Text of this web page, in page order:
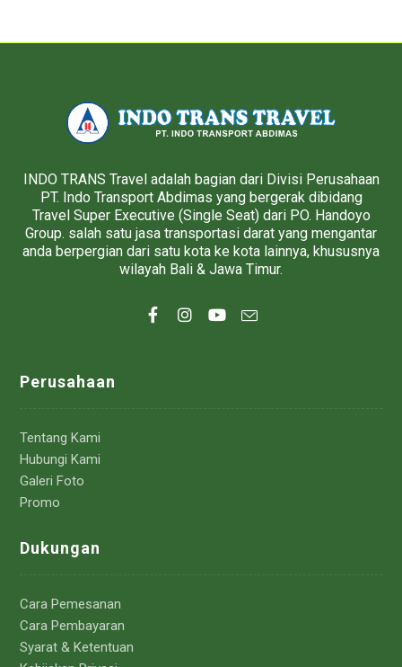
INDO TRANS Travel adalah bagian dari Divisi Perusahaan
PT. Indo Transport Abdimas yang bergerak dibidang
Travel Super Executive (Single Seat) dari PO. Handoyo
Group. salah satu jasa transportasi darat yang mengantar
anda berpergian dari satu kota ke kota lainnya, khususnya
wilayah Bali & Jawa Timur.
Perusahaan
Tentang Kami
Hubungi Kami
Galeri Foto
Promo
Dukungan
Cara Pemesanan
Cara Pembayaran
Syarat & Ketentuan